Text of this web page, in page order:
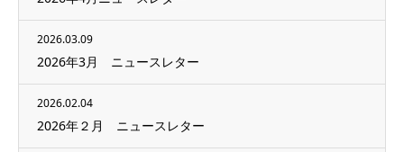
2026.03.09
2026年3月 ニュースレター
2026.02.04
2026年２月 ニュースレター